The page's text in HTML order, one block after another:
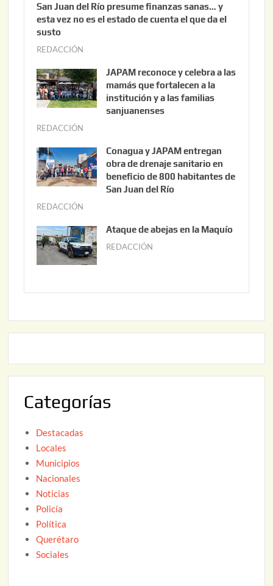
San Juan del Río presume finanzas sanas… y
esta vez no es el estado de cuenta el que da el
susto
REDACCIÓN
o
s
t
,
2
0
JAPAM reconoce y celebra a las
mamás que fortalecen a la
institución y a las familias
sanjuanenses
REDACCIÓN
n
i
o
,
2
0
6
Conagua y JAPAM entregan
obra de drenaje sanitario en
beneficio de 800 habitantes de
San Juan del Río
REDACCIÓN
n
i
o
Ataque de abejas en la Maquío
REDACCIÓN
o
2
Categorías
Destacadas
Locales
Municipios
Nacionales
Noticias
Policía
Política
Querétaro
Sociales